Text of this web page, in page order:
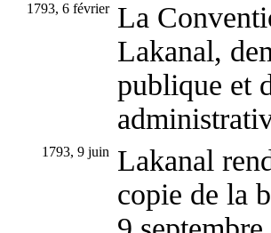
1793, 6 février La
Lakanal,
publique et
1793, 9 juin
Lakanal
copie de la